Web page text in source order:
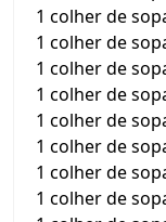
1 colher de
1 colher de
1 colher de
1 colher de
1 colher de
1 colher de
1 colher de
1 colher de